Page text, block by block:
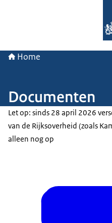
Home
Documenten
Let op: sinds 28 april 2026
van de Rijksoverheid (zoals
alleen nog op